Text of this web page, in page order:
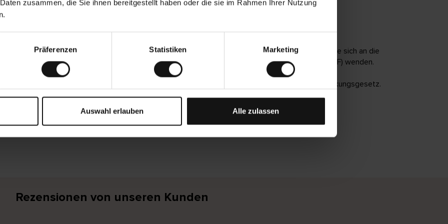
zusammen, die Sie ihnen bereitgestellt haben oder die sie im Rahmen Ihrer Nutzung
Präferenzen Statistiken Marketing
Auswahl erlauben Alle zulassen
Adresse: Kundenservice@cellbes.de
Sie mit unserer Antwort auf Ihre Rückmeldung zur Barrierefreiheit nicht zufrieden sind, können Sie sich an die
der Länder für die Barrierefreiheit von Produkten und Dienstleistungen (MLBF) wenden.
MLBF überwacht die Einhaltung der Barrierefreiheitsanforderungen nach dem Barrierefreiheitsstärkungsgesetz.
Erklärung zur Barrierefreiheit wird spätestens aktualisiert am: 19. Juni 2025
Herausgeber: Cellbes AB
Rezensionen von unseren Kunden